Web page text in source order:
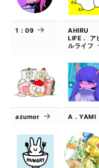
1：09
AHIRU
LIFE． ア
ルライフ
azumor A．YAMI